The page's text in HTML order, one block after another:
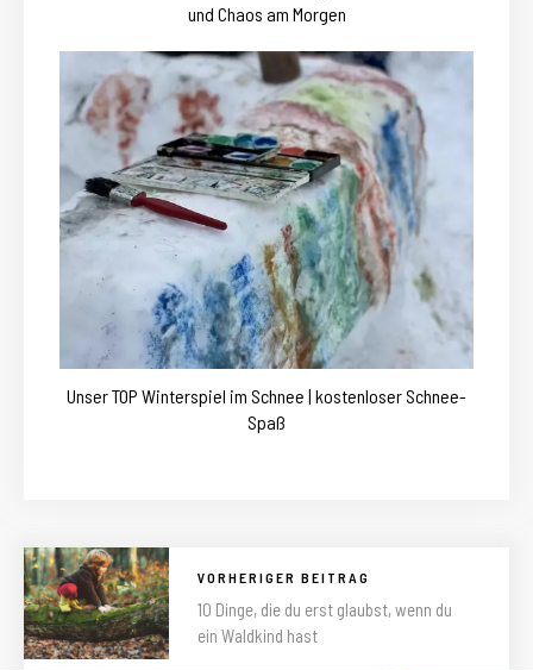
und Chaos am Morgen
Unser TOP Winterspiel im Schnee | kostenloser Schnee-
Spaß
VORHERIGER BEITRAG
10 Dinge, die du erst glaubst, wenn du
ein Waldkind hast